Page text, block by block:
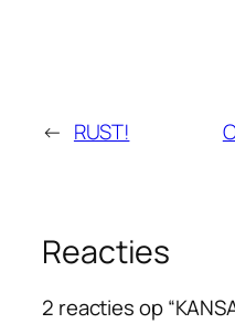
← RUST!
Reacties
2 reacties op